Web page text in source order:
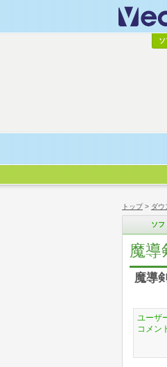
トップ> ダウ
ソフ
魔導
魔導
ユーザ
コメン